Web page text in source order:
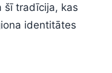
šī tradīcija, kas
identitātes